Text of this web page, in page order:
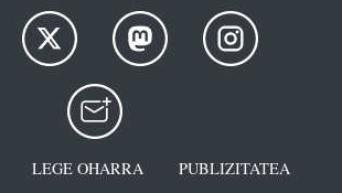
LEGE OHARRA
PUBLIZITATEA